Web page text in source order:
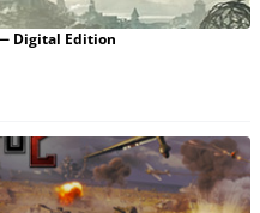
Digital Edition